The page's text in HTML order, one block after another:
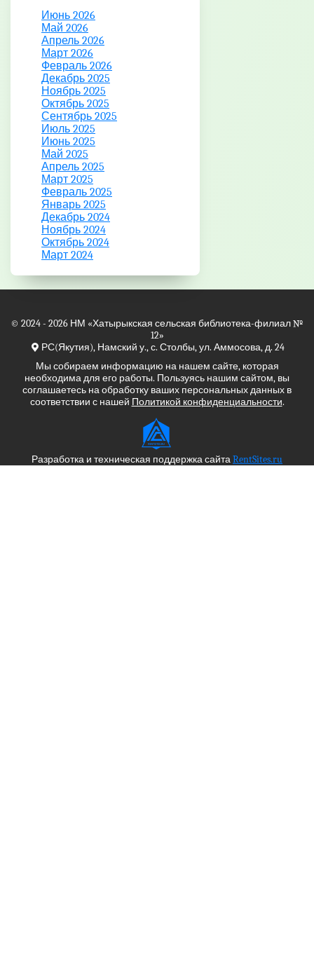
Июнь 2026
Май 2026
Апрель 2026
Март 2026
Февраль 2026
Декабрь 2025
Ноябрь 2025
Октябрь 2025
Сентябрь 2025
Июль 2025
Июнь 2025
Май 2025
Апрель 2025
Март 2025
Февраль 2025
Январь 2025
Декабрь 2024
Ноябрь 2024
Октябрь 2024
Март 2024
© 2024 - 2026 НМ «Хатырыкская сельская библиотека-филиал №
12»
РС(Якутия), Намский у., с. Столбы, ул. Аммосова, д. 24
Мы собираем информацию на нашем сайте, которая
необходима для его работы. Пользуясь нашим сайтом, вы
соглашаетесь на обработку ваших персональных данных в
соответствии с нашей Политикой конфиденциальности.
Разработка и техническая поддержка сайтаRentSites.ru